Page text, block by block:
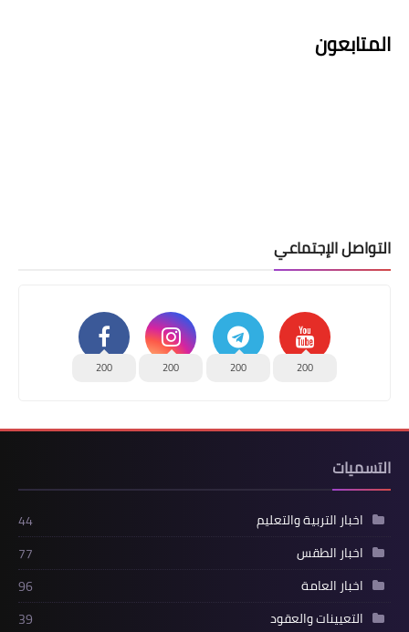
المتابعون
التواصل الإجتماعي
200
200
200
200
التسميات
اخبار التربية والتعليم
44
اخبار الطقس
77
اخبار العامة
96
التعيينات والعقود
39